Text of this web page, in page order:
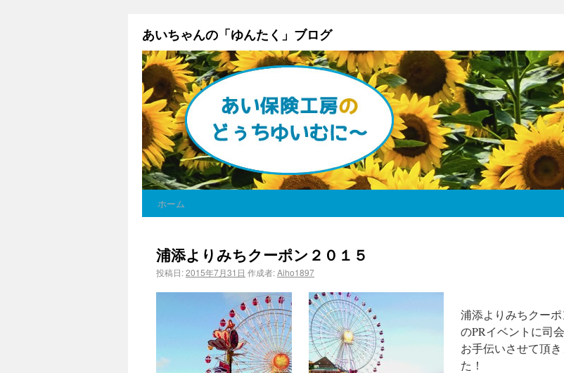
あいちゃんの「ゆんたく」ブログ
ホーム
浦添よりみちクーポン２０１５
投稿日:2015年7月31日 作成者:Aiho1897
浦添よりみちクーポ
のPRイベントに司
お手伝いさせて頂き
た！